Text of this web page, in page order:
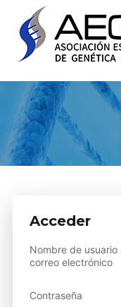
Acceder
Nombre de usuario
correo electrónico
Contraseña